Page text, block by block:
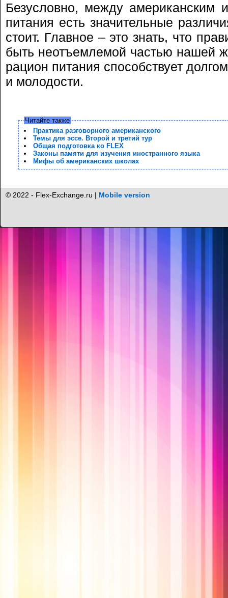
Безусловно, между американским
питания есть значительные
стоит. Главное – это знать, что
быть неотъемлемой частью нашей
рацион питания способствует
и молодости.
Читайте также
Практика разговорного американского
Темы для эссе. Второй и третий тур
Общая подготовка ко FLEX
Законы памяти для изучения иностранного языка
Мифы об американских школах
© 2022 - Flex-Exchange.ru | Mobile version